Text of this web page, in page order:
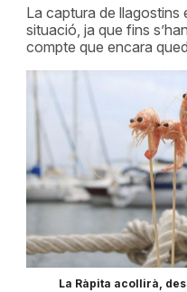
La captura de llagostins
situació, ja que fins
compte que encara
La Ràpita acollirà, des